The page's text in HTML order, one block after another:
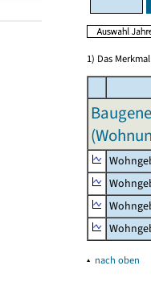
1) Das
▴ nach oben